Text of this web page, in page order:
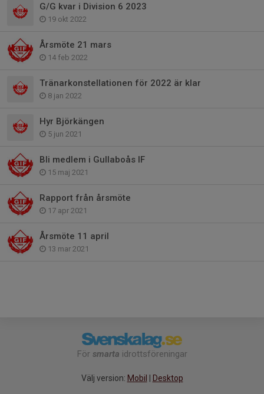
G/G kvar i Division 6 2023
19 okt 2022
Årsmöte 21 mars
14 feb 2022
Tränarkonstellationen för 2022 är klar
8 jan 2022
Hyr Björkängen
5 jun 2021
Bli medlem i Gullaboås IF
15 maj 2021
Rapport från årsmöte
17 apr 2021
Årsmöte 11 april
13 mar 2021
För smarta idrottsföreningar
Välj version: Mobil | Desktop